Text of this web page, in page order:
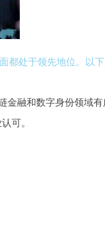
处于领先地位。以
融和数字身份领域有
可。